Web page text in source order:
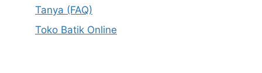
Tanya (FAQ)
Toko Batik Online